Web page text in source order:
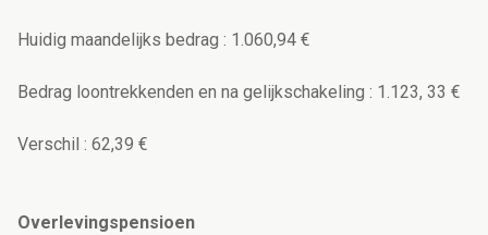
Huidig maandelijks bedrag : 1.060,94 €
Bedrag loontrekkenden en na gelijkschakeling : 1.123, 33 €
Verschil : 62,39 €
Overlevingspensioen